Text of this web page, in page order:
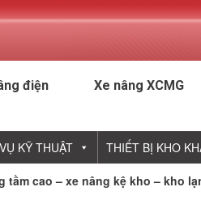
điện Xe nâng XCMG
KỸ THUẬT THIẾT BỊ KHO
tầm cao – xe nâng kệ kho – kho